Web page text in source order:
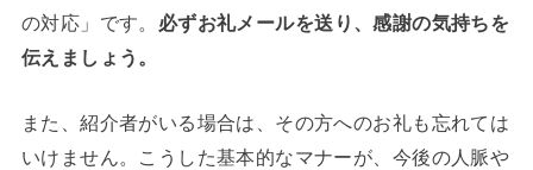
の対応」です。 必ずお礼メールを送り、感謝の気持ちを
伝えましょう。
また、紹介者がいる場合は、その方へのお礼も忘れては
いけません。こうした基本的なマナーが、今後の人脈や